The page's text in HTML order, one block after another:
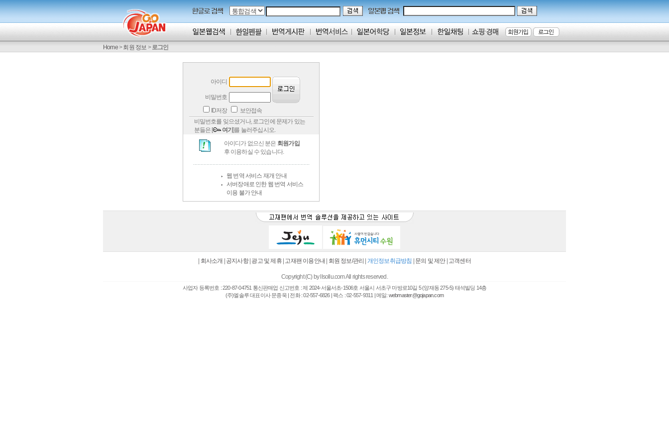
Home>회원 정보 >로그인
아이디
비밀번호
ID저장
보안접속
비밀번호를 잊으셨거나, 로그인에 문제가 있는
분들은 [
여기]를 눌러주십시오.
아이디가 없으신 분은 회원가입
후 이용하실 수 있습니다.
웹 번역 서비스 재개 안내
서버장애로 인한 웹 번역 서비스
이용 불가 안내
회사소개 공지사항| 광고 및 제휴| 고재팬 이용안내 회원 정보/관리 개인정보취급방침 문의 및 제안| 고객센터
Copyright (C) by llsollu.com All rights reserved.
사업자 등록번호 : 220-87-04751 통신판매업 신고번호 : 제 2024-서울서초-1506호 서울시 서초구 마방로10길 5 (양재동 275-5) 태석빌딩 14층
(주)엘솔루 대표이사 문종욱 | 전화 : 02-557-6826 | 팩스 : 02-557-9311 | 메일: webmaster@gojapan.com